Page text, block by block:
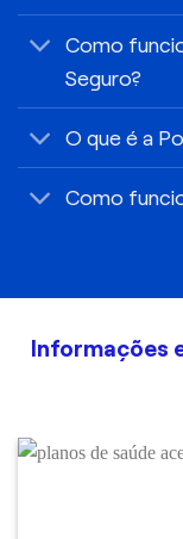
Como
Seguro?
O que é a
Como
Informações